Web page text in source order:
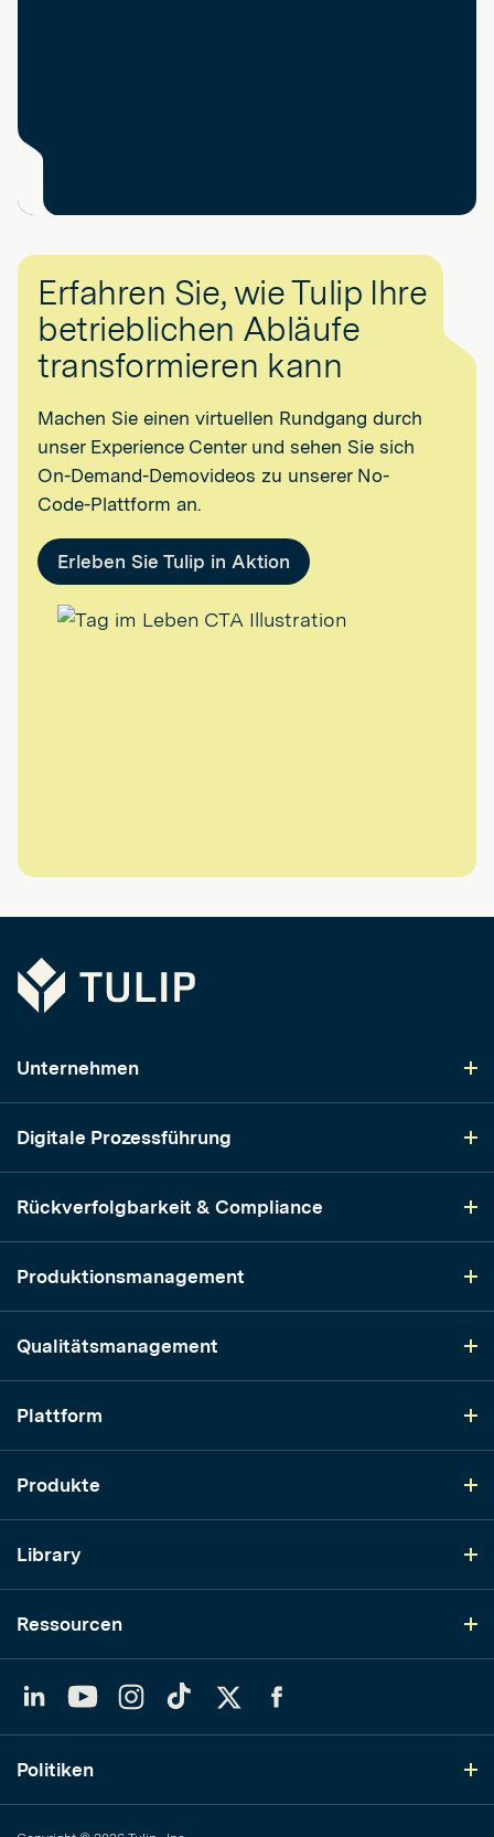
Erfahren Sie, wie Tulip Ihre
betrieblichen Abläufe
transformieren kann
Machen Sie einen virtuellen Rundgang durch
unser Experience Center und sehen Sie sich
On-Demand-Demovideos zu unserer No-
Code-Plattform an.
Erleben Sie Tulip in Aktion
Tulip
Unternehmen
Digitale Prozessführung
Rückverfolgbarkeit & Compliance
Produktionsmanagement
Qualitätsmanagement
Plattform
Produkte
Library
Ressourcen
YouTubeInstagram
TikTok
Politiken